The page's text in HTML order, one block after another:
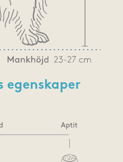
egenskaper
Aptit